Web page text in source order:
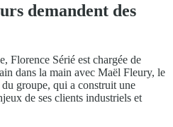
demandent des
Florence Sérié est chargée de
dans la main avec Maël Fleury, le
groupe, qui a construit une
de ses clients industriels et